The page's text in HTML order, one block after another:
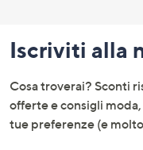
menu
e
informazioni
Iscriviti alla
Cosa troverai? Sconti
offerte e consigli
tue preferenze (e